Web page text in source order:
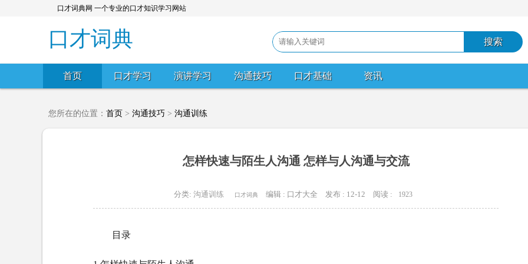
口才词典网 一个专业的口才知识学习网站
口才词典
首页 口才学习 演讲学习 沟通技巧 口才基础 资讯
您所在的位置： 首页 > 沟通技巧 > 沟通训练
怎样快速与陌生人沟通 怎样与人沟通与交流
分类: 沟通训练 口才词典 编辑 : 口才大全 发布 : 12-12 阅读 : 1923
目录